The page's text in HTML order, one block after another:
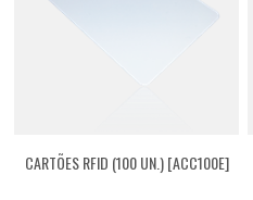
CARTÕES RFID (100 UN.) [ACC100E]